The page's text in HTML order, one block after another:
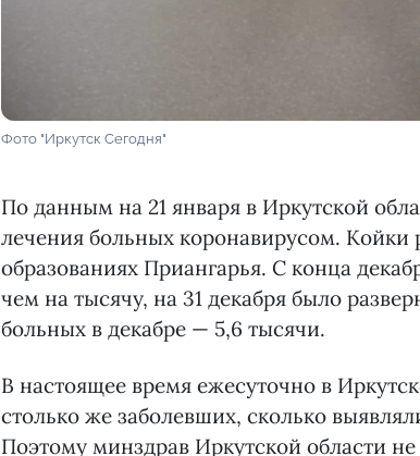
Фото "Иркутск Сегодня"
По данным на 21 января в Иркутской
лечения больных коронавирусом.
образованиях Приангарья. С конца
чем на тысячу, на 31 декабря было
больных в декабре — 5,6 тысячи.
В настоящее время ежесуточно в
столько же заболевших, сколько
Поэтому минздрав Иркутской области